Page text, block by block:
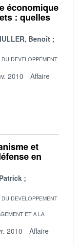
économique
: quelles
Benoît
DEVELOPPEMENT
2010
Affaire
et
en
DEVELOPPEMENT
ET A LA
2010
Affaire